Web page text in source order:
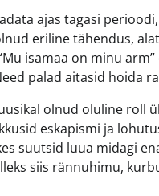
ajas tagasi
eriline tähendus,
isamaa on minu
palad aitasid hoida
olnud oluline roll
eskapismi ja
suutsid luua midagi
siis rännuhimu,